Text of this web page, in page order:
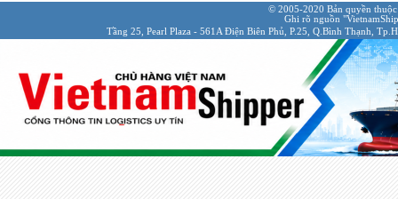
© 2005-2020 Bản quyền
Ghi rõ nguồn
Tầng 25, Pearl Plaza - 561A Điện Biên Phủ, P.25, Q.Bình Thạnh,